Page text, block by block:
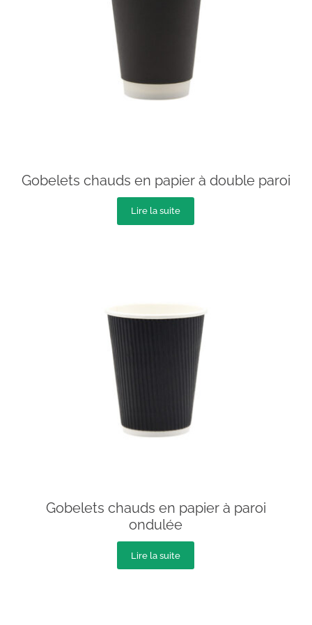
Gobelets chauds en papier à double paroi
Lire la suite
Gobelets chauds en papier à paroi
ondulée
Lire la suite